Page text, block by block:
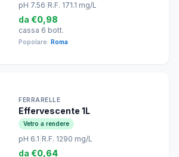
pH 7.56 R.F. 171.1 mg/L
da €0,98
cassa 6 bott.
Popolare: Roma
FERRARELLE
Effervescente 1L
Vetro a rendere
pH 6.1 R.F. 1290 mg/L
da €0,64